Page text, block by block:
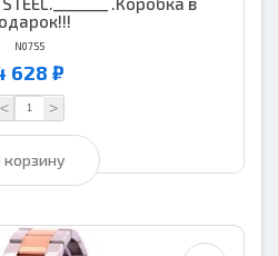
N0755
628 ₽
< >
корзину